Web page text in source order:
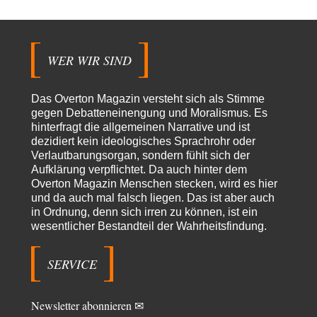
Natürlich, Propaganda gibt es überall. Propaganda…
Trilex
Ein Bild der Friedensbewegung
Sicher, das Innere bricht sich Bann. Gemeint ist damit stets eine
PaulKehlvor 13 Stunden zu:
Wacht Deutschland nun in dem Krieg auf, den es seit Jahren
maßgeblich unterstützt?
Ich tippe auf die Ukros. Für solche James Bond-Aktionen ist der VS zu
tappsig. Bei…
sylvainvor 21 Stunden zu:
Rechts- oder Linksträger?
Danke für den Link. Ich vertraue ja der Wissenschaft, wissen Sie? Und da
ist es…
Theo Noestonto
vor 24 Stunden zu:
Die Westbank in New York
"Das hielt Amerika nicht davon ab, Afghanistan zu besetzen, die
WER WIR SIND
Das Overton Magazin versteht sich als Stimme
gegen Debatteneinengung und Moralismus. Es
hinterfragt die allgemeinen Narrative und ist
dezidiert kein ideologisches Sprachrohr oder
Verlautbarungsorgan, sondern fühlt sich der
Aufklärung verpflichtet. Da auch hinter dem
Overton Magazin Menschen stecken, wird es hier
und da auch mal falsch liegen. Das ist aber auch
in Ordnung, denn sich irren zu können, ist ein
wesentlicher Bestandteil der Wahrheitsfindung.
SERVICE
Newsletter abonnieren ✉